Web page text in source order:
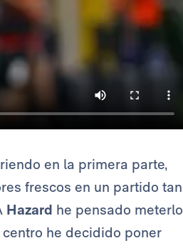
en la primera parte,
frescos en un partido tan
Hazard he pensado meterlo
he decidido poner